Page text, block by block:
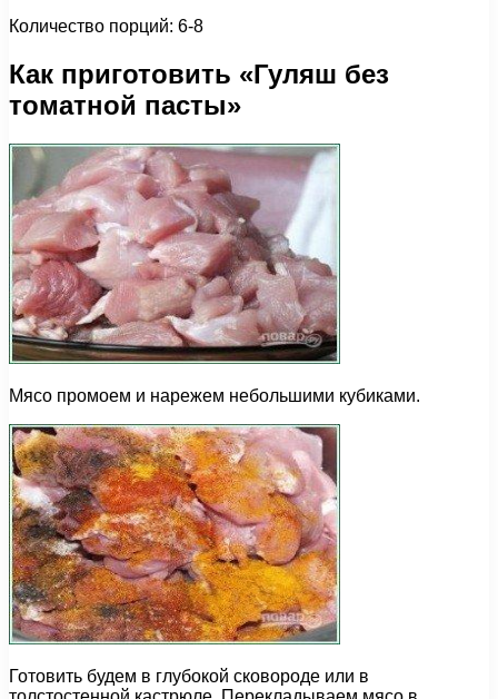
Количество порций: 6-8
Как приготовить «Гуляш без
томатной пасты»
Мясо промоем и нарежем небольшими кубиками.
Готовить будем в глубокой сковороде или в